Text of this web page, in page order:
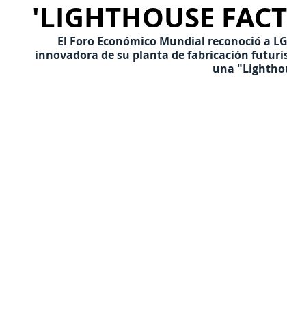
'LIGHTHOUSE
El Foro Económico Mundial reconoció a
innovadora de su planta de fabricación
una